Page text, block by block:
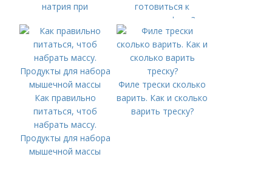
натрия при
готовиться к
полумарафону?
Как правильно
питаться, чтоб
набрать массу.
Продукты для набора
мышечной массы
Филе трески сколько
варить. Как и сколько
варить треску?